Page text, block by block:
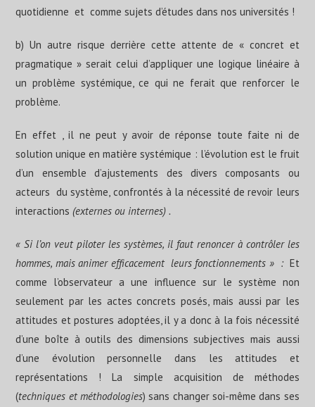
quotidienne et comme sujets d’études dans nos universités !
b) Un autre risque derrière cette attente de « concret et
pragmatique » serait celui d’appliquer une logique linéaire à
un problème systémique, ce qui ne ferait que renforcer le
problème.
En effet , il ne peut y avoir de réponse toute faite ni de
solution unique en matière systémique : l’évolution est le fruit
d’un ensemble d’ajustements des divers composants ou
acteurs du système, confrontés à la nécessité de revoir leurs
interactions(externes ou internes) .
« Si l’on veut piloter les systèmes, il faut renoncer à contrôler les
hommes, mais animer efficacement leurs fonctionnements » : Et
comme l’observateur a une influence sur le système non
seulement par les actes concrets posés, mais aussi par les
attitudes et postures adoptées, il y a donc à la fois nécessité
d’une boîte à outils des dimensions subjectives mais aussi
d’une évolution personnelle dans les attitudes et
représentations ! La simple acquisition de méthodes
(techniques et méthodologies) sans changer soi-même dans ses